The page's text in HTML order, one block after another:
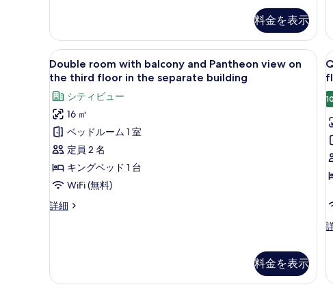
べ
て
の
写
真
を
表
示
す
る
ー
シ
ブ
ル
ー
ム
の
詳
細
料金を表示
す
ス
ダ
た
ー
Double
room
with
balcony
and
Pantheon
view
on
the
third
floor
building
Double room with balcony and
10
Double room with balcony and Pantheon view on
the third floor in the separate building
シティビュー
16 ㎡
ベッドルーム 1 室
定員 2 名
キングベッド 1 台
WiFi (無料)
詳細
Double
view
料金を表示
す